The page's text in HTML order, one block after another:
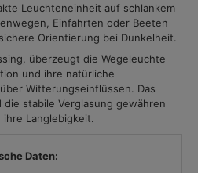
Leuchteneinheit auf schlankem
Einfahrten oder Beeten
Orientierung bei Dunkelheit.
überzeugt die Wegeleuchte
und ihre natürliche
Witterungseinflüssen. Das
stabile Verglasung gewähren
Langlebigkeit.
Daten: